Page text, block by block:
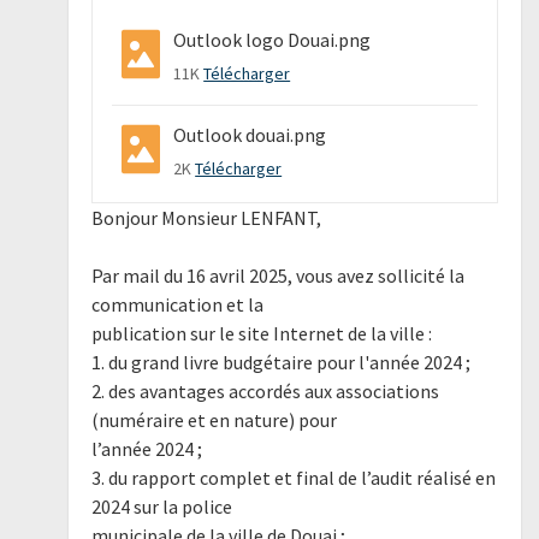
Outlook logo Douai.png
11KTélécharger
Outlook douai.png
2KTélécharger
Bonjour Monsieur LENFANT,
Par mail du 16 avril 2025, vous avez sollicité la
communication et la
publication sur le site Internet de la ville :
1. du grand livre budgétaire pour l'année 2024 ;
2. des avantages accordés aux associations
(numéraire et en nature) pour
l’année 2024 ;
3. du rapport complet et final de l’audit réalisé en
2024 sur la police